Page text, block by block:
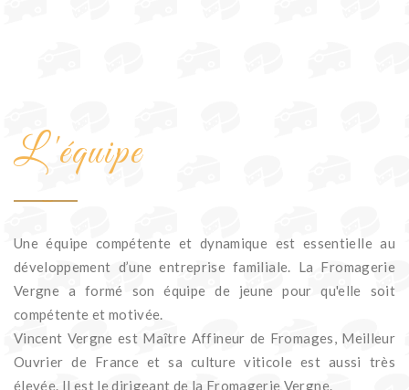
L'équipe
développement d’une entreprise familiale. La Fromagerie
Vergne a formé son équipe de jeune pour qu'elle soit
compétente et motivée.
Vincent Vergne est Maître Affineur de Fromages, Meilleur
Ouvrier de France et sa culture viticole est aussi très
élevée. Il est le dirigeant de la Fromagerie Vergne.